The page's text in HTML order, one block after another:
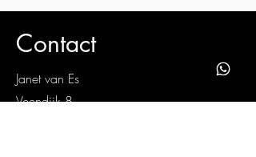
Contact
Janet van Es
Veendijk 8